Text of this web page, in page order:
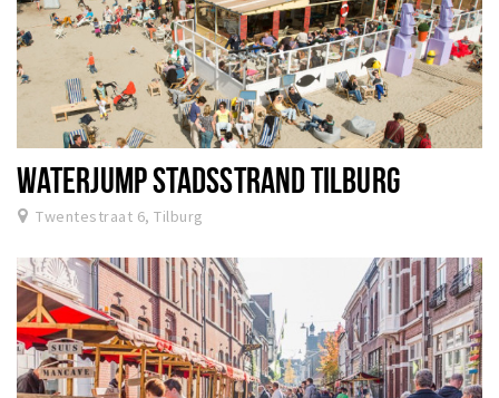
WATERJUMP STADSSTRAND TILBURG
Twentestraat 6, Tilburg